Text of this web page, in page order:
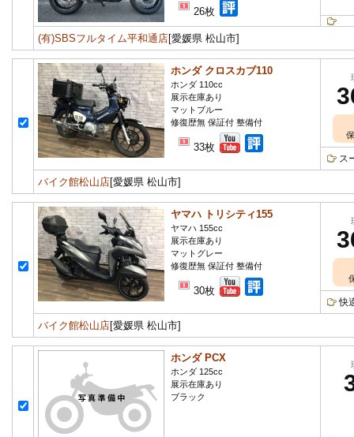
26枚
(有)SBSフルタイム平和通店[愛媛県 松山市]
ホンダ クロスカブ110
ホンダ 110cc
展示在庫あり
マットブルー
修復歴無 保証付 整備付
33枚
ス
バイク館松山店[愛媛県 松山市]
ヤマハ トリシティ155
ヤマハ 155cc
展示在庫あり
マットグレー
修復歴無 保証付 整備付
30枚
快
バイク館松山店[愛媛県 松山市]
ホンダ PCX
ホンダ 125cc
展示在庫あり
ブラック